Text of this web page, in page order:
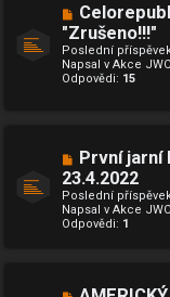
e
k
N
v
ý
p
ř
e
k
"Zrušeno!!!"
Poslední
Napsal v Akce
Odpovědi: 15
N
o
v
ý
p
ř
První jarní
23.4.2022
Poslední
Napsal v Akce
Odpovědi: 1
N